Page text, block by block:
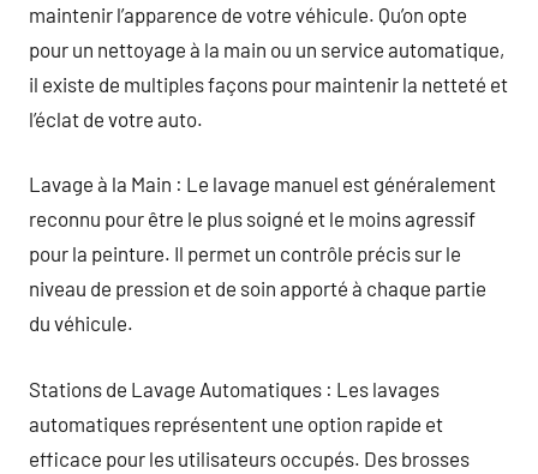
maintenir l’apparence de votre véhicule. Qu’on opte
pour un nettoyage à la main ou un service automatique,
il existe de multiples façons pour maintenir la netteté et
l’éclat de votre auto.
Lavage à la Main : Le lavage manuel est généralement
reconnu pour être le plus soigné et le moins agressif
pour la peinture. Il permet un contrôle précis sur le
niveau de pression et de soin apporté à chaque partie
du véhicule.
Stations de Lavage Automatiques : Les lavages
automatiques représentent une option rapide et
efficace pour les utilisateurs occupés. Des brosses